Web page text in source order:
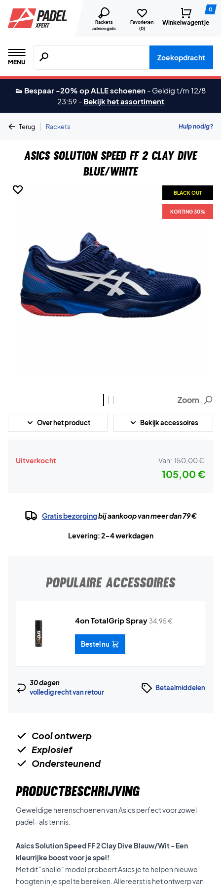
Rackets
adviesgids
Favorieten
(0)
0
Winkelwagentje
MENU
Zoeken naar producten, merken etc.
Zoekopdracht
👟 Bespaar -20% op ALLE schoenen - Geldig t/m 12/8
23:59 - Bekijk het assortiment
Terug | Rackets Hulp nodig?
Asics Solution Speed FF 2 Clay Dive
Blue/White
BLACK OUT
KORTING 30%
BLACK OUT
KORTING 30%
BLACK OUT
KORTING 30%
Zoom
Over het product Bekijk accessoires
Uitverkocht Van: 150,00 €
105,00 €
Gratis bezorgingbij aankoop van meer dan 79 €
Levering: 2-4 werkdagen
POPULAIRE ACCESSOIRES
4on TotalGrip Spray 34,95€
Bestel nu
30 dagen
volledig recht van retour
Betaalmiddelen
Cool ontwerp
Explosief
Ondersteunend
PRODUCTBESCHRIJVING
Geweldige herenschoenen van Asics perfect voor zowel
padel- als tennis.
Asics Solution Speed FF 2 Clay Dive Blauw/Wit - Een
kleurrijke boost voor je spel!
Met dit "snelle" model probeert Asics je te helpen nieuwe
hoogten in je spel te bereiken. Allereerst is het ontwerp van